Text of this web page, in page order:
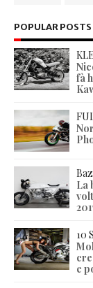
POPULAR POSTS
fà
La
10
e